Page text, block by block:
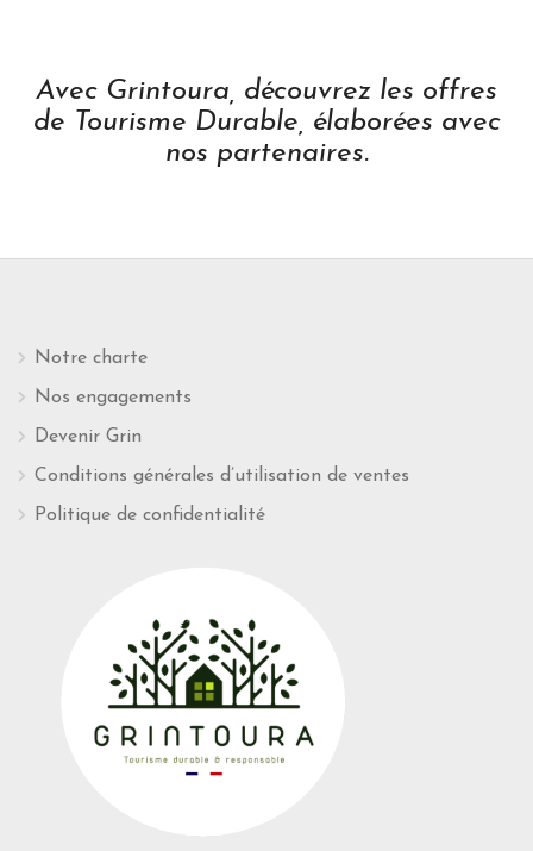
Avec Grintoura, découvrez les offres
de Tourisme Durable, élaborées avec
nos partenaires.
Notre charte
Nos engagements
Devenir Grin
Conditions générales d’utilisation de ventes
Politique de confidentialité